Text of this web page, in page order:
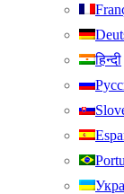
हिन्दी